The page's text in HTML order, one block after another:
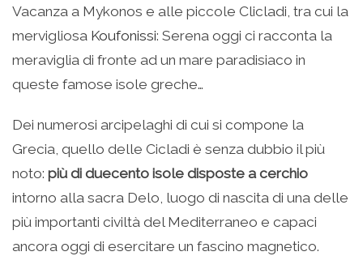
su
Facebook
(Si
apre
una
nuova
finestra)
condividere
su
Twitter
(Si
in
una
finestra)
condividere
su
Google+
(Si
in
una
nuova
finestra)
condividere
su
LinkedIn
(Si
in
una
nuova
finestra)
stampare
(Si
in
nuova
finestra)
Vacanza a Mykonos e alle piccole Clicladi, tra cui la
mervigliosa Koufonissi: Serena oggi ci racconta la
meraviglia di fronte ad un mare paradisiaco in
queste famose isole greche…
Dei numerosi arcipelaghi di cui si compone la
Grecia, quello delle Cicladi è senza dubbio il più
noto: più di duecento isole disposte a cerchio
intorno alla sacra Delo, luogo di nascita di una delle
più importanti civiltà del Mediterraneo e capaci
ancora oggi di esercitare un fascino magnetico.